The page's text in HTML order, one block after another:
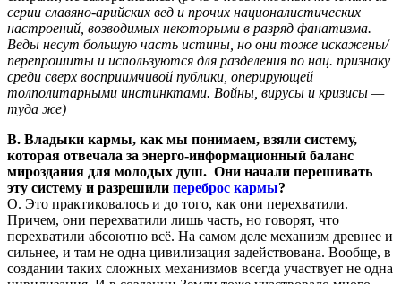
серии славяно-арийских вед и прочих националистических
настроений, возводимых некоторыми в разряд фанатизма.
Веды несут большую часть истины, но они тоже искажены/
перепрошиты и используются для разделения по нац. признаку
среди сверх восприимчивой публики, оперирующей
толполитарными инстинктами. Войны, вирусы и кризисы —
туда же)
В. Владыки кармы, как мы понимаем, взяли систему,
которая отвечала за энерго-информационный баланс
мироздания для молодых душ. Они начали перешивать
эту систему и разрешили переброс кармы?
О. Это практиковалось и до того, как они перехватили.
Причем, они перехватили лишь часть, но говорят, что
перехватили абсоютно всё. На самом деле механизм древнее и
сильнее, и там не одна цивилизация задействована. Вообще, в
создании таких сложных механизмов всегда участвует не одна